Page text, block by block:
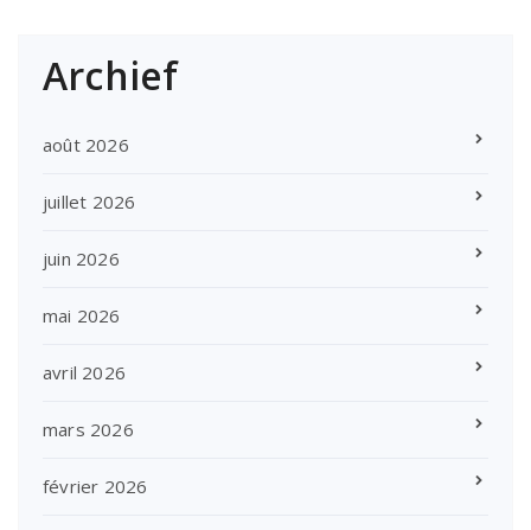
Archief
août 2026
juillet 2026
juin 2026
mai 2026
avril 2026
mars 2026
février 2026